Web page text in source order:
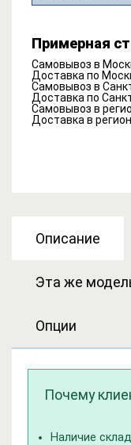
Примерная
Самовывоз в
Доставка по
Самовывоз в
Доставка по
Самовывоз в
Доставка в
Описание
Эта же
Опции
Почему
Наличие